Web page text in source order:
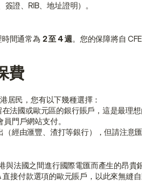
證、RIB、地址證明）。
間通常為 2 至 4 週。您的保障將自
費
居民，您有以下幾種選擇：
法國或歐元區的銀行賬戶，這是最理想
門戶網站支付。
（經由滙豐、渣打等銀行），但請注意
與法國之間進行國際電匯而產生的昂
接付款選項的歐元賬戶，以此來無縫自